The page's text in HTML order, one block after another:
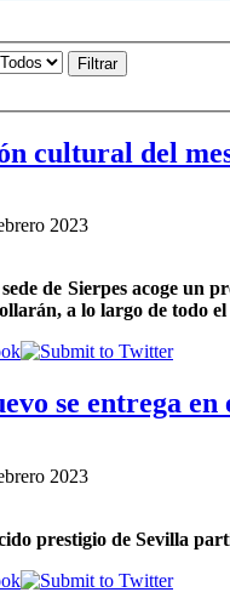
Filtrar
cultural del
2023
de Sierpes acoge un
a lo largo de todo
se entrega
2023
prestigio de Sevilla